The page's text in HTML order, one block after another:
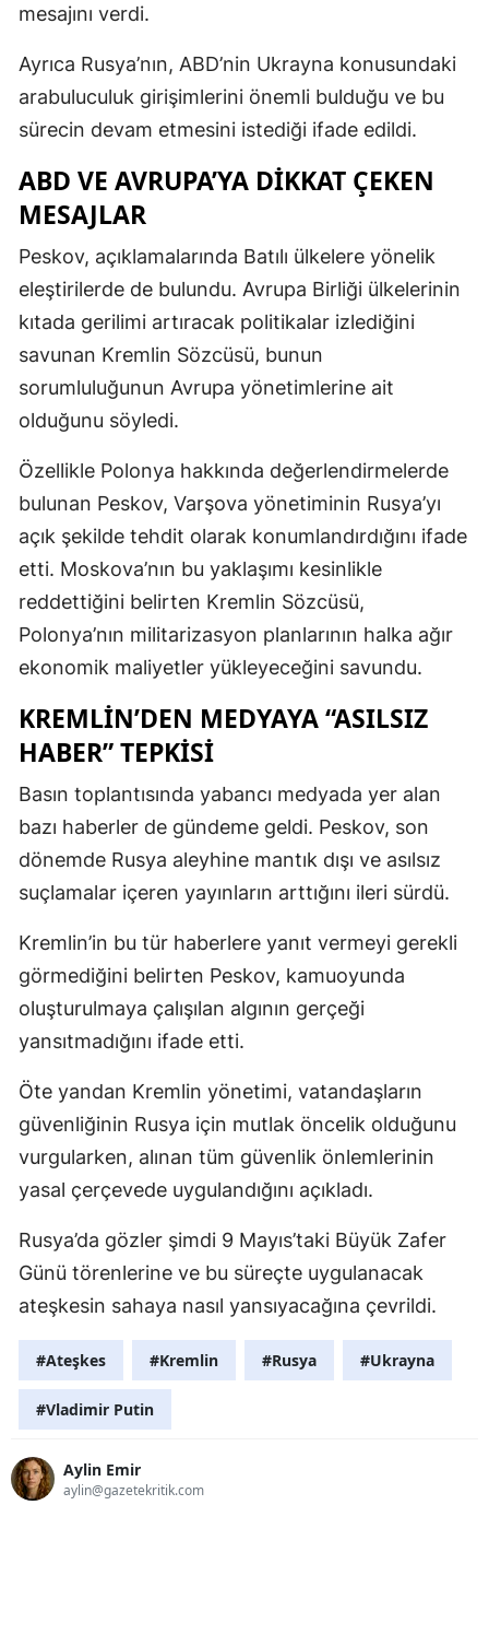
mesajını verdi.
Ayrıca Rusya’nın, ABD’nin Ukrayna konusundaki
arabuluculuk girişimlerini önemli bulduğu ve bu
sürecin devam etmesini istediği ifade edildi.
ABD VE AVRUPA’YA DIKKAT ÇEKEN
MESAJLAR
Peskov, açıklamalarında Batılı ülkelere yönelik
eleştirilerde de bulundu. Avrupa Birliği ülkelerinin
kıtada gerilimi artıracak politikalar izlediğini
savunan Kremlin Sözcüsü, bunun
sorumluluğunun Avrupa yönetimlerine ait
olduğunu söyledi.
Özellikle Polonya hakkında değerlendirmelerde
bulunan Peskov, Varşova yönetiminin Rusya’yı
açık şekilde tehdit olarak konumlandırdığını ifade
etti. Moskova’nın bu yaklaşımı kesinlikle
reddettiğini belirten Kremlin Sözcüsü,
Polonya’nın militarizasyon planlarının halka ağır
ekonomik maliyetler yükleyeceğini savundu.
KREMLIN’DEN MEDYAYA “ASILSIZ
HABER” TEPKISI
Basın toplantısında yabancı medyada yer alan
bazı haberler de gündeme geldi. Peskov, son
dönemde Rusya aleyhine mantık dışı ve asılsız
suçlamalar içeren yayınların arttığını ileri sürdü.
Kremlin’in bu tür haberlere yanıt vermeyi gerekli
görmediğini belirten Peskov, kamuoyunda
oluşturulmaya çalışılan algının gerçeği
yansıtmadığını ifade etti.
Öte yandan Kremlin yönetimi, vatandaşların
güvenliğinin Rusya için mutlak öncelik olduğunu
vurgularken, alınan tüm güvenlik önlemlerinin
yasal çerçevede uygulandığını açıkladı.
Rusya’da gözler şimdi 9 Mayıs’taki Büyük Zafer
Günü törenlerine ve bu süreçte uygulanacak
ateşkesin sahaya nasıl yansıyacağına çevrildi.
#Ateşkes #Kremlin #Rusya #Ukrayna
#Vladimir Putin
Aylin Emir
aylin@gazetekritik.com